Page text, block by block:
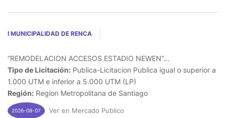
I MUNICIPALIDAD DE RENCA
“REMODELACION ACCESOS ESTADIO NEWEN”...
Tipo de Licitación: Publica-Licitacion Publica igual o superior a
1.000 UTM e inferior a 5.000 UTM (LP)
Región: Region Metropolitana de Santiago
2026-08-07 Ver en Mercado Publico